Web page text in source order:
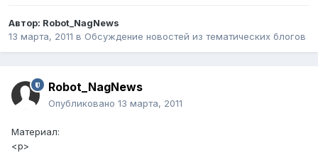
Автор: Robot_NagNews
13 марта, 2011 в Обсуждение новостей из тематических блогов
Robot_NagNews
Опубликовано 13 марта, 2011
Материал:
<p>